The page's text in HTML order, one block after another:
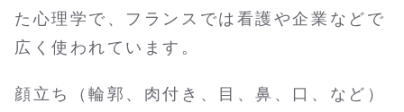
た心理学で、フランスでは看護や企業などで
広く使われています。
顔立ち（輪郭、肉付き、目、鼻、口、など）